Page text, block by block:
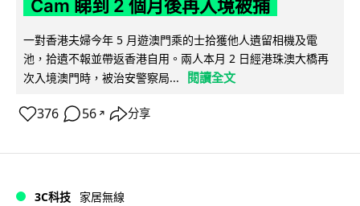
Cam 睇到 2 個月後再入境被捕
一對香港夫婦今年 5 月遊澳門乘的士拾獲他人遺留相機及電
池，拾遺不報並帶返香港自用。兩人本月 2 日經港珠澳大橋再
次入境澳門時，被治安警察局...
閱讀全文
376 56 ↗ 分享
3C科技 家居無線